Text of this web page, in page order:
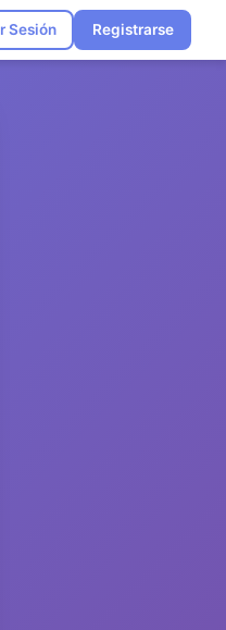
Sesión Registrarse